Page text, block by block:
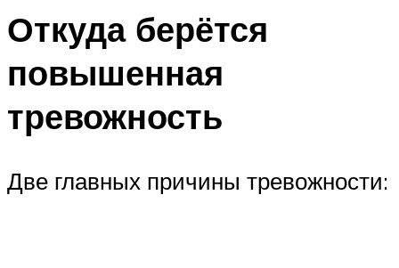
Откуда берётся
повышенная
тревожность
Две главных причины тревожности: